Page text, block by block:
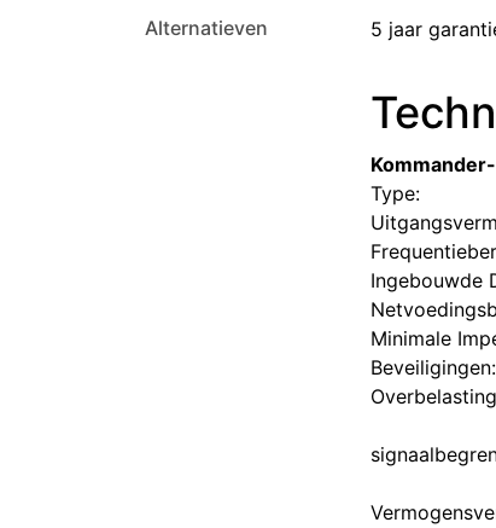
Alternatieven
5 jaar
Type:
Ingebouwde
Minimale
Beveiligingen:
Overbelasting